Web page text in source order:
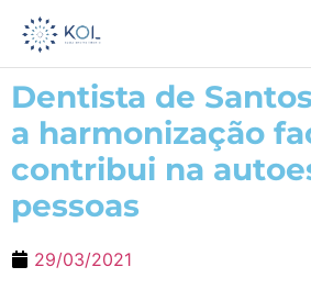
Dentista de
a harmonização
contribui na
pessoas
29/03/2021